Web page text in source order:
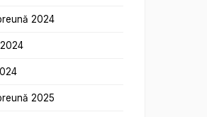
2024
2025